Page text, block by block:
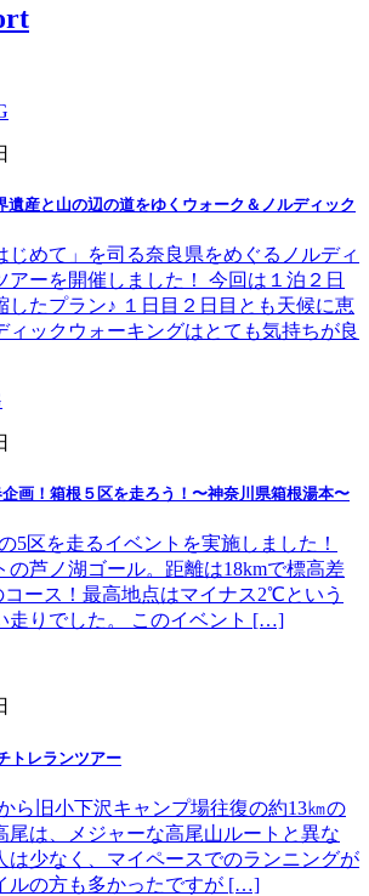
遺産と山の辺の道をゆくウォーク＆ノルディック
じめて」を司る奈良県をめぐるノルディ
アーを開催しました！ 今回は１泊２日
したプラン♪ １日目２日目とも天候に恵
ィックウォーキングはとても気持ちが良
画！箱根５区を走ろう！〜神奈川県箱根湯本〜
5区を走るイベントを実施しました！
の芦ノ湖ゴール。距離は18kmで標高差
コース！最高地点はマイナス2℃という
走りでした。 このイベント […]
トレランツアー
から旧小下沢キャンプ場往復の約13㎞の
尾は、メジャーな高尾山ルートと異な
は少なく、マイペースでのランニングが
ルの方も多かったですが […]